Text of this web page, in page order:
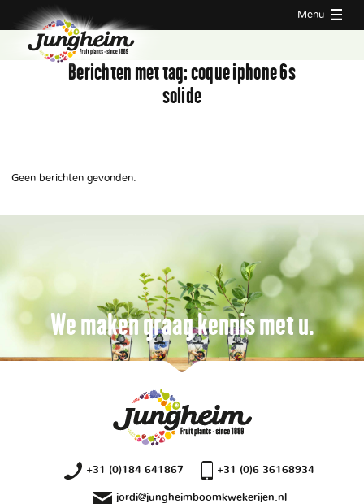
Menu
Berichten met tag:coque iphone 6s
solide
Geen berichten gevonden.
We maken graag kennis met u.
+31 (0)184 641867 +31 (0)6 36168934
jordi@jungheimboomkwekerijen.nl